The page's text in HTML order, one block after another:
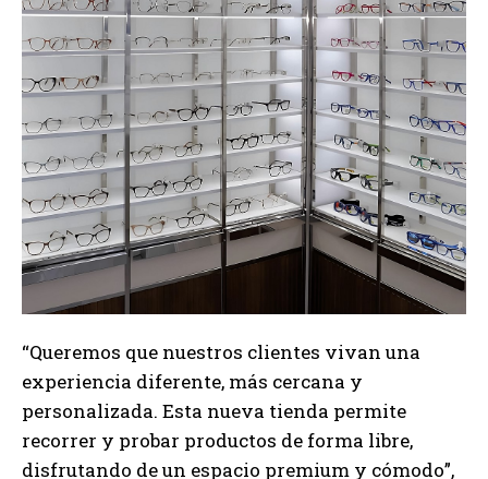
“Queremos que nuestros clientes vivan una
experiencia diferente, más cercana y
personalizada. Esta nueva tienda permite
recorrer y probar productos de forma libre,
disfrutando de un espacio premium y cómodo”,